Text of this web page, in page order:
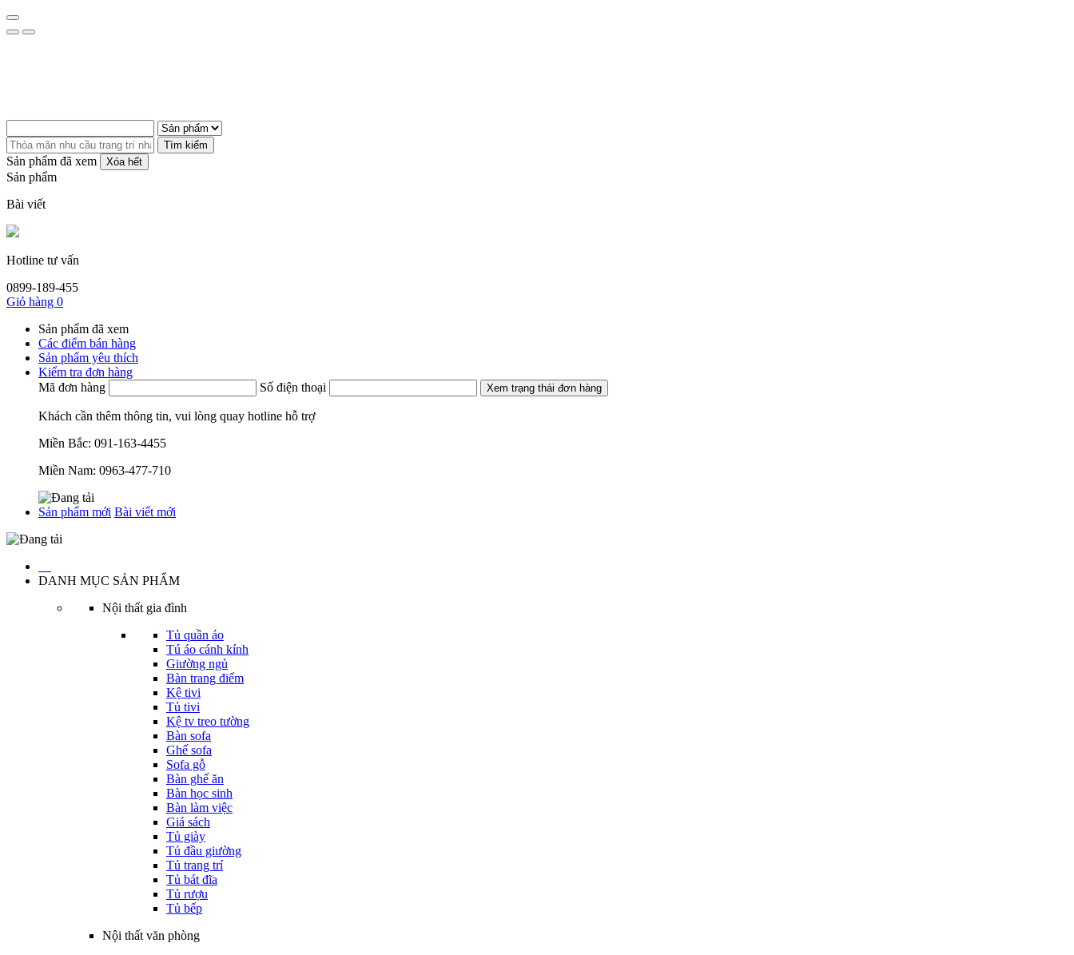
Tìm kiếm
Sản phẩm đã xem Xóa hết
Sản phẩm
Bài viết
Hotline tư vấn
0899-189-455
Giỏ hàng 0
Sản phẩm đã xem
Các điểm bán hàng
Sản phẩm yêu thích
Kiểm tra đơn hàng
Mã đơn hàng
Số điện thoại Xem trạng thái đơn hàng
Khách cần thêm thông tin, vui lòng quay hotline hỗ trợ
Miền Bắc: 091-163-4455
Miền Nam: 0963-477-710
Sản phẩm mới Bài viết mới
DANH MỤC SẢN PHẨM
Nội thất gia đình
Tủ quần áo
Tú áo cánh kính
Giường ngủ
Bàn trang điểm
Kệ tivi
Tủ tivi
Kệ tv treo tường
Bàn sofa
Ghế sofa
Sofa gỗ
Bàn ghế ăn
Bàn học sinh
Bàn làm việc
Giá sách
Tủ giày
Tủ đầu giường
Tủ trang trí
Tủ bát đĩa
Tủ rượu
Tủ bếp
Nội thất văn phòng